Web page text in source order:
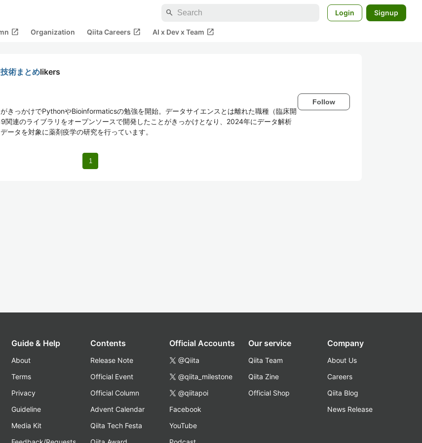
search Login Signup
open_in_new Organization Qiita Careers open_in_new AI x Dev x Team open_in_new
術まとめlikers
きっかけでPythonやBioinformaticsの勉強を開始。データサイエンスとは離れた職種（臨床開
関連のライブラリをオープンソースで開発したことがきっかけとなり、2024年にデータ解析
ータを対象に薬剤疫学の研究を行っています。
Follow
1
Guide & Help
About
Terms
Privacy
Guideline
Media Kit
Contents
Release Note
Official Event
Official Column
Advent Calendar
Qiita Tech Festa
Official Accounts
@Qiita
@qiita_milestone
@qiitapoi
Facebook
YouTube
Our service
Qiita Team
Qiita Zine
Official Shop
Company
About Us
Careers
Qiita Blog
News Release